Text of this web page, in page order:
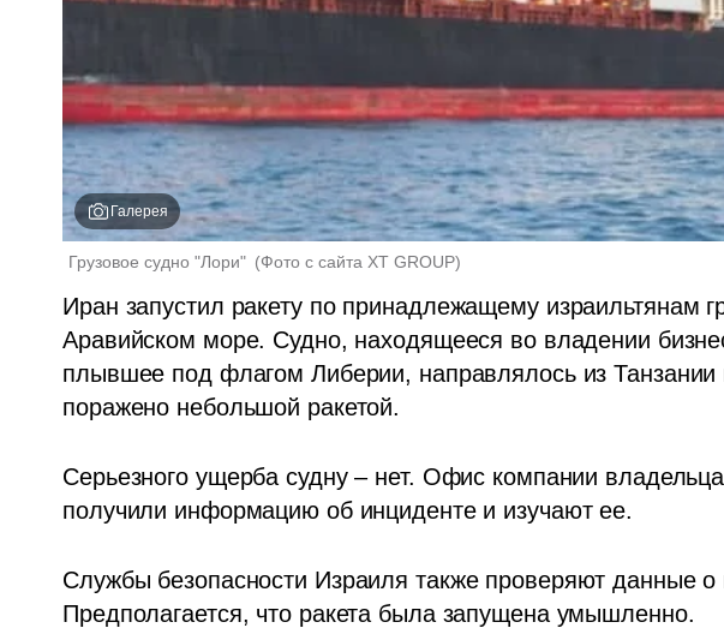
Галерея
Грузовое судно "Лори" (Фото с сайта XT GROUP)
Иран запустил ракету по принадлежащему израильтянам
Аравийском море. Судно, находящееся во владении
плывшее под флагом Либерии, направлялось из
поражено небольшой ракетой.
Серьезного ущерба судну – нет. Офис компании
получили информацию об инциденте и изучают ее.
Службы безопасности Израиля также проверяют данные
Предполагается, что ракета была запущена умышленно.